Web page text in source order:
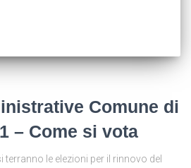
Comune di
– Come si vota
terranno le elezioni per il rinnovo del